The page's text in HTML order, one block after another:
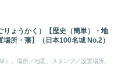
りょうかく）【歴史（簡単）・地
場所・藩】（日本100名城 No.2）
）、場所／地図、スタンプ／設置場所、